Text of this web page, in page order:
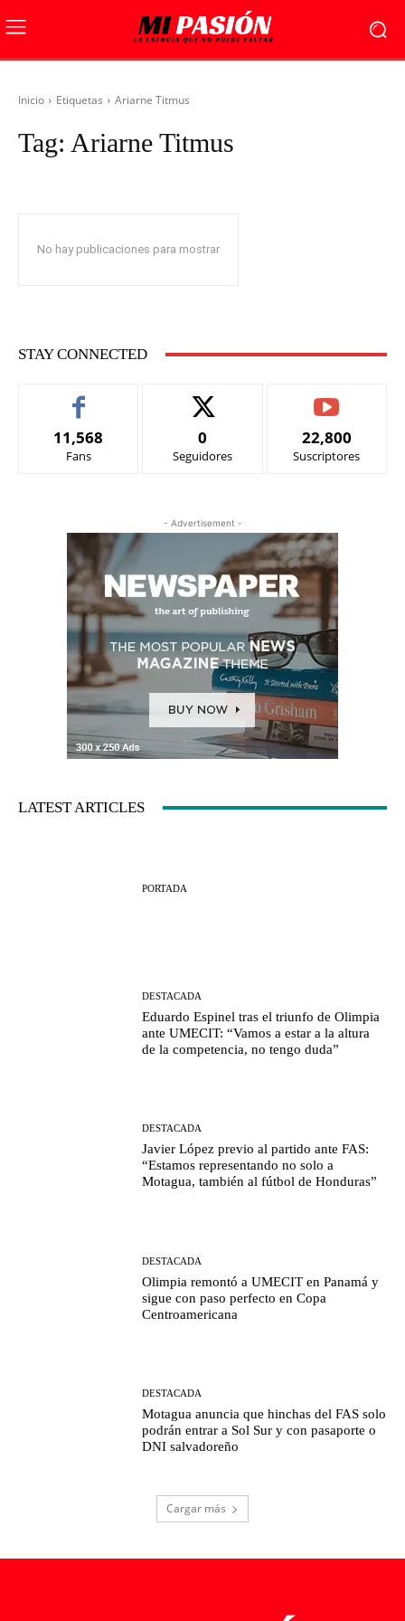
Inicio Etiquetas Ariarne Titmus
Tag: Ariarne Titmus
No hay publicaciones para mostrar
STAY CONNECTED
11,568
Fans
0
Seguidores
22,800
Suscriptores
- Advertisement -
LATEST ARTICLES
PORTADA
DESTACADA
Eduardo Espinel tras el triunfo de Olimpia
ante UMECIT: “Vamos a estar a la altura
de la competencia, no tengo duda”
DESTACADA
Javier López previo al partido ante FAS:
“Estamos representando no solo a
Motagua, también al fútbol de Honduras”
DESTACADA
Olimpia remontó a UMECIT en Panamá y
sigue con paso perfecto en Copa
Centroamericana
DESTACADA
Motagua anuncia que hinchas del FAS solo
podrán entrar a Sol Sur y con pasaporte o
DNI salvadoreño
Cargar más